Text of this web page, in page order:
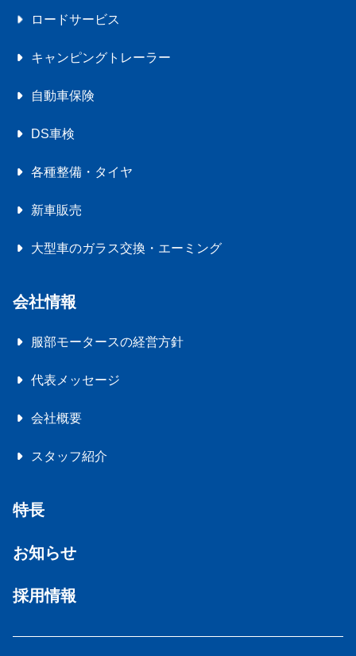
ロードサービス
キャンピングトレーラー
自動車保険
DS車検
各種整備・タイヤ
新車販売
大型車のガラス交換・エーミング
会社情報
服部モータースの経営方針
代表メッセージ
会社概要
スタッフ紹介
特長
お知らせ
採用情報